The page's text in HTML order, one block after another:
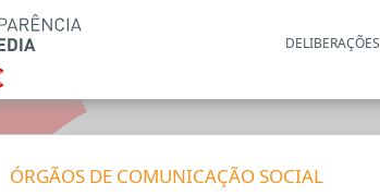
DELIBERAÇÕES
ÓRGÃOS DE COMUNICAÇÃO SOCIAL